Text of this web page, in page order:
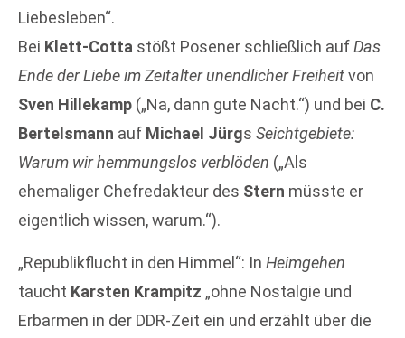
Liebesleben“.
Bei Klett-Cotta stößt Posener schließlich aufDas
Ende der Liebe im Zeitalter unendlicher Freiheitvon
Sven Hillekamp („Na, dann gute Nacht.“) und bei C.
Bertelsmann auf Michael Jürgs Seichtgebiete:
Warum wir hemmungslos verblöden („Als
ehemaliger Chefredakteur des Stern müsste er
eigentlich wissen, warum.“).
„Republikflucht in den Himmel“: In Heimgehen
taucht Karsten Krampitz „ohne Nostalgie und
Erbarmen in der DDR-Zeit ein und erzählt über die